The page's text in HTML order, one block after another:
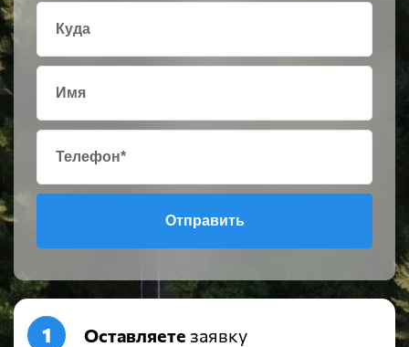
Отправить
Оставляете заявку